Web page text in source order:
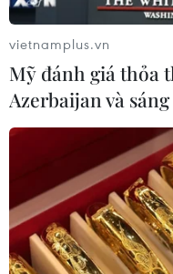
vietnamplus.vn
Mỹ đánh giá thỏa
Azerbaijan và